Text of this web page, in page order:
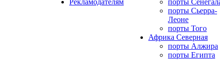
Рекламодателям
порты
порты Сьерра-
Леоне
порты Того
Африка Северная
порты Алжира
порты Египта